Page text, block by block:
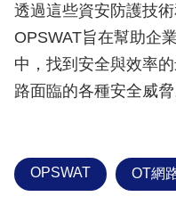
透過這些資安防護技
OPSWAT旨在幫助企
中，找到安全與效率
路面臨的各種安全威脅
OPSWAT OT網